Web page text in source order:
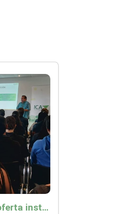
ICA Risaralda acercó su oferta institucional a productores y emprendedores en Expocamello